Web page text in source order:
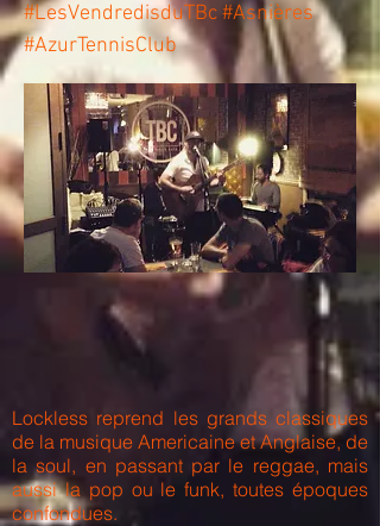
#LesVendredisduTBc #Asnières
#AzurTennisClub
Lockless reprend les grands classiques
de la musique Americaine et Anglaise, de
la soul, en passant par le reggae, mais
aussi la pop ou le funk, toutes époques
confondues.